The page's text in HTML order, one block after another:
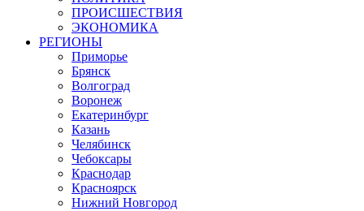
ПРОИСШЕСТВИЯ
ЭКОНОМИКА
РЕГИОНЫ
Приморье
Брянск
Волгоград
Воронеж
Екатеринбург
Казань
Челябинск
Чебоксары
Краснодар
Красноярск
Нижний Новгород